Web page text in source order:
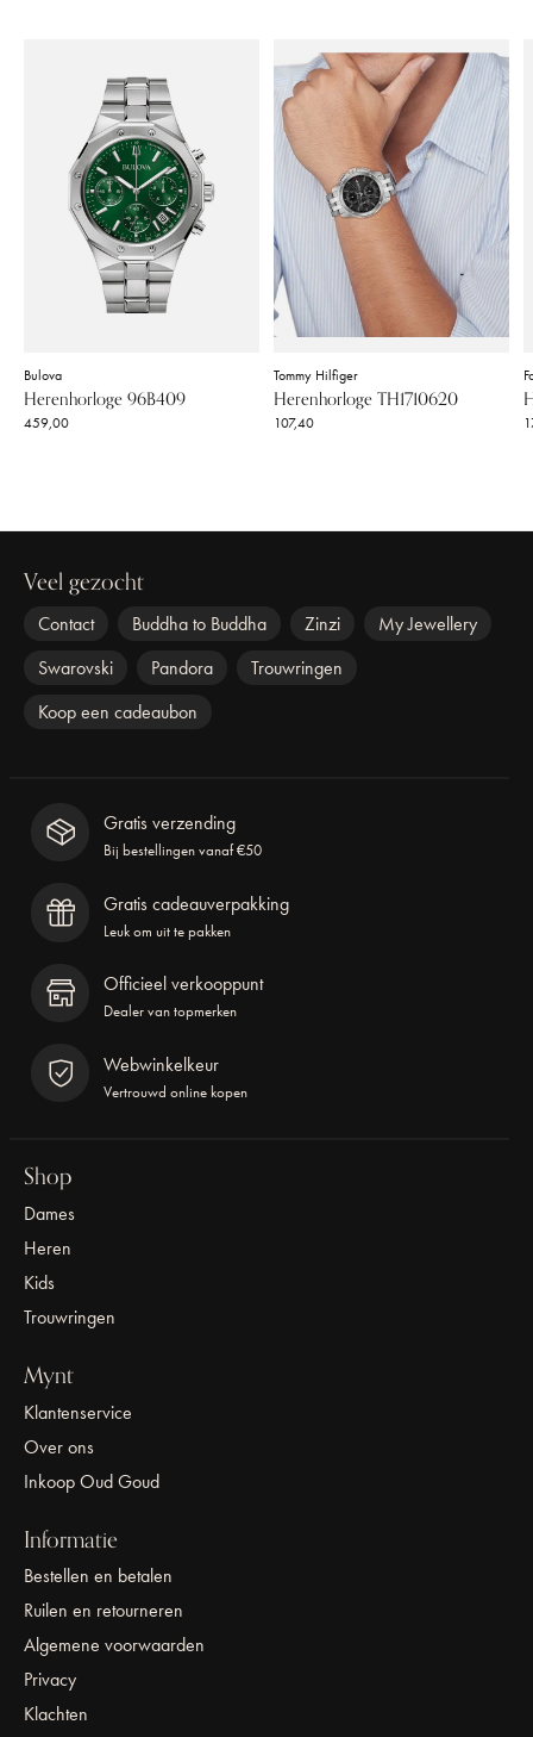
Bulova
Herenhorloge 96B409
459,00
Tommy Hilfiger
Herenhorloge TH1710620
107,40
Veel gezocht
Contact Buddha to Buddha Zinzi
My Jewellery
Swarovski
Pandora
Trouwringen
Koop een cadeaubon
Gratis verzending
Bij bestellingen vanaf €50
Gratis cadeauverpakking
Leuk om uit te pakken
Officieel verkooppunt
Dealer van topmerken
Webwinkelkeur
Vertrouwd online kopen
Shop
Dames
Heren
Kids
Trouwringen
Mynt
Klantenservice
Over ons
Inkoop Oud Goud
Informatie
Bestellen en betalen
Ruilen en retourneren
Algemene voorwaarden
Privacy
Klachten